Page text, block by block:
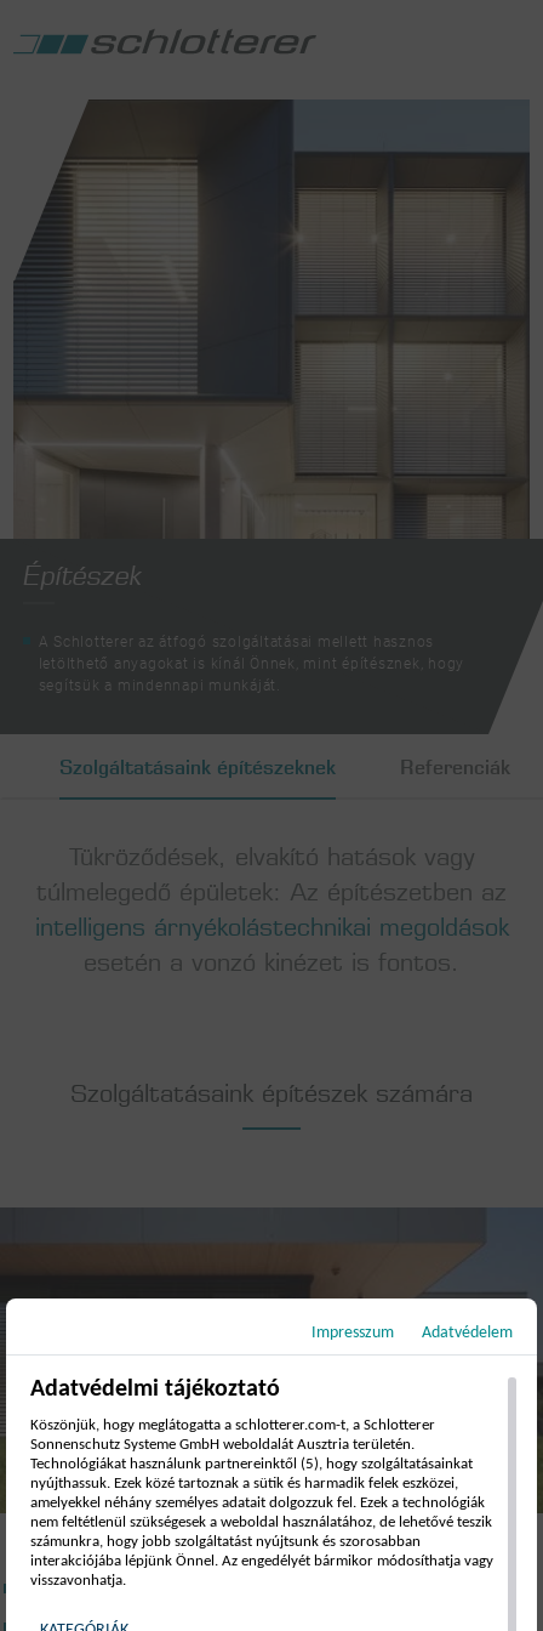
Építészek
A Schlotterer az átfogó szolgáltatásai mellett hasznos
letölthető anyagokat is kínál Önnek, mint építésznek, hogy
segítsük a mindennapi munkáját.
scroll
Szolgáltatásaink építészeknek Referenciák
Tükröződések, elvakító hatások vagy
túlmelegedő épületek: Az építészetben az
intelligens árnyékolástechnikai megoldások
esetén a vonzó kinézet is fontos.
Szolgáltatásaink építészek számára
Pályázati kiírások összes termékünkre
Impresszum Adatvédelem
Adatvédelmi tájékoztató
Köszönjük, hogy meglátogatta a schlotterer.com-t, a Schlotterer
Sonnenschutz Systeme GmbH weboldalát Ausztria területén.
Technológiákat használunk partnereinktől (5), hogy szolgáltatásainkat
nyújthassuk. Ezek közé tartoznak a sütik és harmadik felek eszközei,
amelyekkel néhány személyes adatait dolgozzuk fel. Ezek a technológiák
nem feltétlenül szükségesek a weboldal használatához, de lehetővé teszik
számunkra, hogy jobb szolgáltatást nyújtsunk és szorosabban
interakciójába lépjünk Önnel. Az engedélyét bármikor módosíthatja vagy
visszavonhatja.